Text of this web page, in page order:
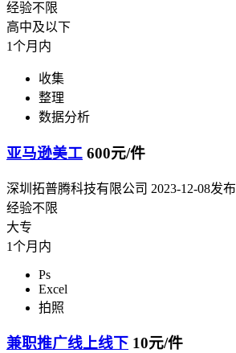
经验不限
高中及以下
1个月内
收集
整理
数据分析
亚马逊美工 600元/件
深圳拓普腾科技有限公司 2023-12-08发布
经验不限
大专
1个月内
Ps
Excel
拍照
兼职推广线上线下 10元/件